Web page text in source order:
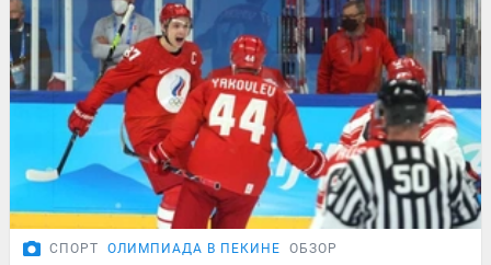
СПОРТ ОЛИМПИАДА В ПЕКИНЕ ОБЗОР